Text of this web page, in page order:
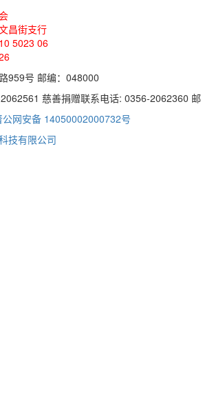
昌街支行
5023 06
959号 邮编：048000
慈善捐赠联系电话: 0356-2062360
公网安备 14050002000732号
技有限公司